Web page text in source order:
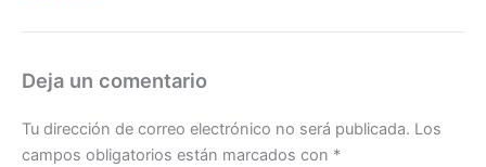
Deja un comentario
Tu dirección de correo electrónico no será publicada. Los
campos obligatorios están marcados con *